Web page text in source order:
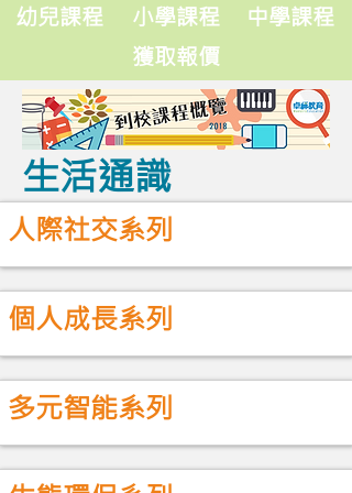
卓師到校課程概覽
幼兒課程 小學課程
中學課程
獲取報價
生活通識
人際社交系列
個人成長系列
多元智能系列